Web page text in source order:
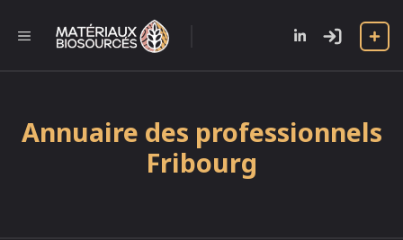
contenu
MENU
Annuaire des professionnels
Fribourg